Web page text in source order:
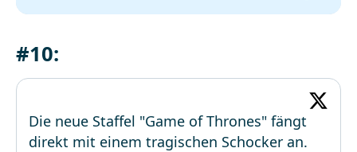
#10:
Die neue Staffel "Game of Thrones" fängt
direkt mit einem tragischen Schocker an.